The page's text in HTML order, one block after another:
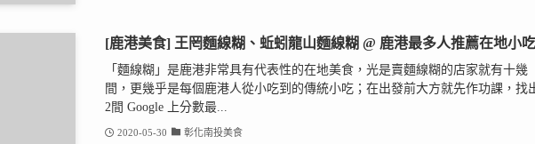
[鹿港美食] 王罔麵線糊、蚯蚓龍山麵線糊 @ 鹿港最多人推薦在地小吃
「麵線糊」是鹿港非常具有代表性的在地美食，光是賣麵線糊的店家就有十幾
間，更幾乎是每個鹿港人從小吃到的傳統小吃；在出發前大方就先作功課，找
2間 Google 上分數最...
2020-05-30 彰化南投美食